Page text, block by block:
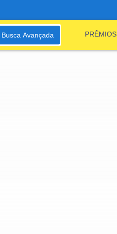
Busca Avançada PRÊMIOS